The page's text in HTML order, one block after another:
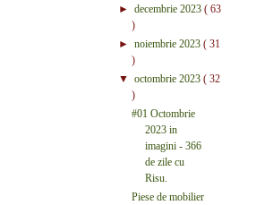
► decembrie 2023 ( 63
)
► noiembrie 2023 ( 31
)
▼ octombrie 2023 ( 32
)
#01 Octombrie
2023 in
imagini - 366
de zile cu
Risu.
Piese de mobilier